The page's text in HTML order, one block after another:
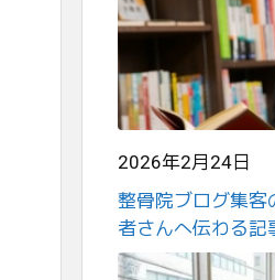
2026年2月24日
整骨院ブログ集客
者さんへ伝わる記